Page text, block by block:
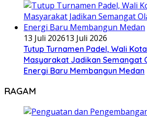
13 Juli 202613 Juli 2026
Tutup Turnamen Padel, Wali
Masyarakat Jadikan Semangat
Energi Baru Membangun Medan
RAGAM